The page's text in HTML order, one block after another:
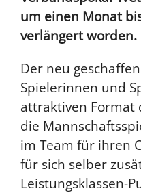
um einen Monat
verlängert worden.
Der neu
Spielerinnen und
attraktiven Format
die
im Team für ihren
für sich selber
Leistungsklassen-